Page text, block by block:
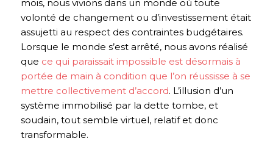
mois, nous vivions dans un monde où toute
volonté de changement ou d’investissement était
assujetti au respect des contraintes budgétaires.
Lorsque le monde s’est arrêté, nous avons réalisé
que ce qui paraissait impossible est désormais à
portée de main à condition que l’on réussisse à se
mettre collectivement d’accord. L’illusion d’un
système immobilisé par la dette tombe, et
soudain, tout semble virtuel, relatif et donc
transformable.